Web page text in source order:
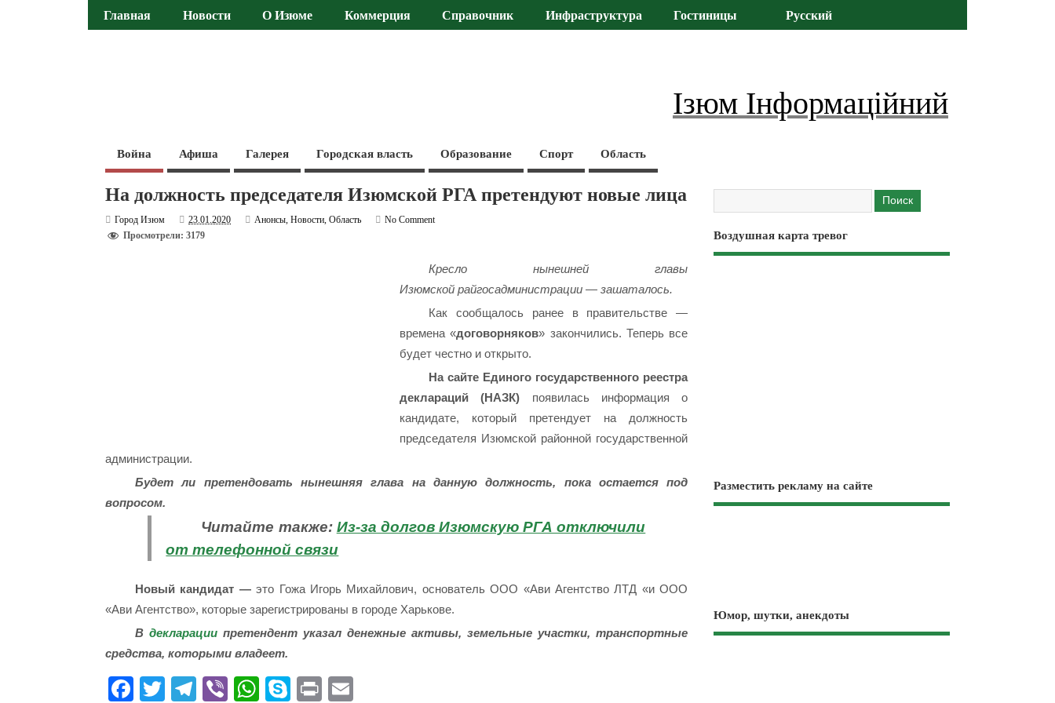
Главная Новости О Изюме Коммерция Справочник Инфраструктура Гостиницы Русский
Ізюм Інформаційний
Война Афиша Галерея Городская власть Образование Спорт Область
На должность председателя Изюмской РГА претендуют новые лица
Город Изюм 23.01.2020 Анонсы,Новости,Область
No Comment
Просмотрели: 3179
Кресло нынешней главы
Изюмской райгосадминистрации — зашаталось.
Как сообщалось ранее в правительстве —
времена «договорняков» закончились. Теперь все
будет честно и открыто.
На сайте Единого государственного реестра
деклараций (НАЗК) появилась информация о
кандидате, который претендует на должность
председателя Изюмской районной государственной
администрации.
Будет ли претендовать нынешняя глава на данную должность, пока остается под
вопросом.
Читайте также: Из-за долгов Изюмскую РГА отключили
от телефонной связи
Новый кандидат —это Гожа Игорь Михайлович, основатель ООО «Ави Агентство ЛТД «и ООО
«Ави Агентство», которые зарегистрированы в городе Харькове.
В декларациипретендент указал денежные активы, земельные участки, транспортные
средства, которыми владеет.
Fa T
Te Vi
W
S
Pr
Воздушная карта тревог
Разместить рекламу на сайте
Юмор, шутки, анекдоты